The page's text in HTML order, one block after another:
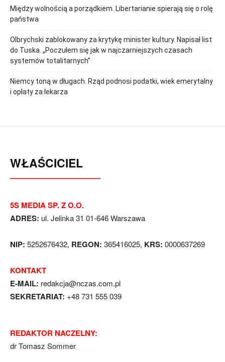
Między wolnością a porządkiem. Libertarianie spierają się o rolę
państwa
Olbrychski zablokowany za krytykę minister kultury. Napisał list
do Tuska. „Poczułem się jak w najczarniejszych czasach
systemów totalitarnych”
Niemcy toną w długach. Rząd podnosi podatki, wiek emerytalny
i opłaty za lekarza
WŁAŚCICIEL
5S MEDIA SP. Z O.O.
ADRES: ul. Jelinka 31 01-646 Warszawa
NIP: 5252676432, REGON: 365416025, KRS: 0000637269
KONTAKT
E-MAIL: redakcja@nczas.com.pl
SEKRETARIAT: +48 731 555 039
REDAKTOR NACZELNY:
dr Tomasz Sommer